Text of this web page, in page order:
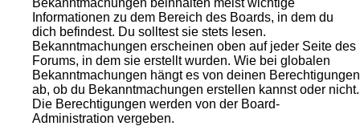
Bekanntmachungen beinhalten meist wichtige
Informationen zu dem Bereich des Boards, in dem du
dich befindest. Du solltest sie stets lesen.
Bekanntmachungen erscheinen oben auf jeder Seite des
Forums, in dem sie erstellt wurden. Wie bei globalen
Bekanntmachungen hängt es von deinen Berechtigungen
ab, ob du Bekanntmachungen erstellen kannst oder nicht.
Die Berechtigungen werden von der Board-
Administration vergeben.